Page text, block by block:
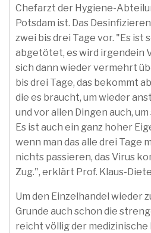
Chefarzt der Hygiene-
Potsdam ist. Das
zwei bis drei Tage vor. "Es ist
abgetötet, es wird irgendein
sich dann wieder vermehrt
bis drei Tage, das bekommt
die es braucht, um wieder
und vor allen Dingen auch,
Es ist auch ein ganz hoher
wenn man das alle drei Tage
nichts passieren, das Virus
Zug.", erklärt Prof. Klaus-
Um den Einzelhandel wieder
Grunde auch schon die
reicht völlig der medizinische